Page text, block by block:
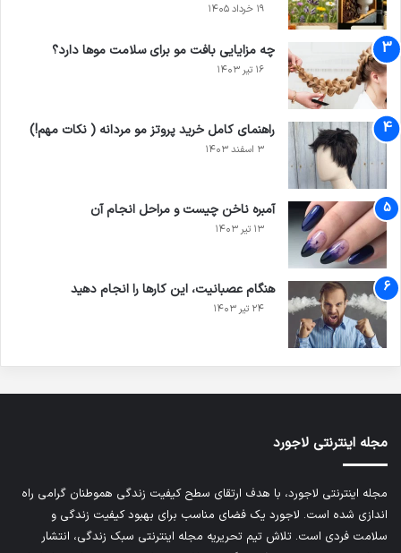
۱۹ خرداد ۱۴۰۵
چه مزایایی بافت مو برای سلامت موها دارد؟
۱۶ تیر ۱۴۰۳
راهنمای کامل خرید پروتز مو مردانه ( نکات مهم!)
۳ اسفند ۱۴۰۳
آمبره ناخن چیست و مراحل انجام آن
۱۳ تیر ۱۴۰۳
هنگام عصبانیت، این‌ کارها را انجام دهید
۲۴ تیر ۱۴۰۳
مجله اینترنتی لاجورد
مجله اینترنتی لاجورد، با هدف ارتقای سطح کیفیت زندگی هموطنان گرامی راه
اندازی شده است. لاجورد یک فضای مناسب برای بهبود کیفیت زندگی و
سلامت فردی است. تلاش تیم تحریریه مجله اینترنتی سبک زندگی، انتشار